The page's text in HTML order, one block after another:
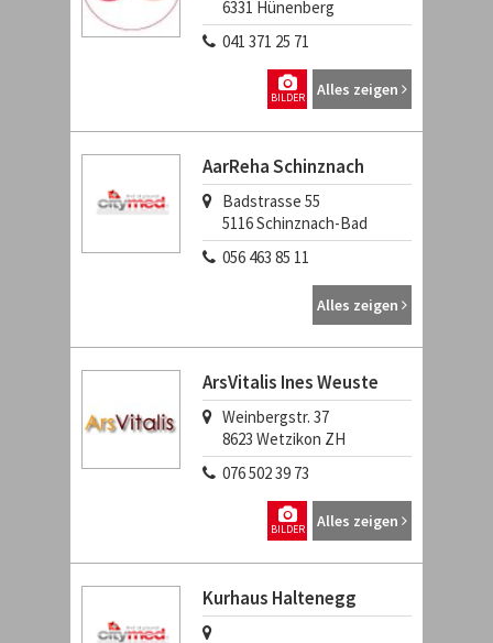
6331 Hünenberg
041 371 25 71
Alles zeigen
BILDER
AarReha Schinznach
Badstrasse 55
5116Schinznach-Bad
056 463 85 11
Alles zeigen
ArsVitalis Ines Weuste
Weinbergstr. 37
8623 Wetzikon ZH
076 502 39 73
Alles zeigen
BILDER
Kurhaus Haltenegg